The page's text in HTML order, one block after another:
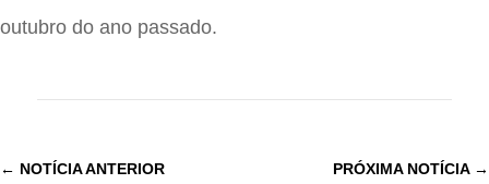
outubro do ano passado.
← NOTÍCIA ANTERIOR PRÓXIMA NOTÍCIA→